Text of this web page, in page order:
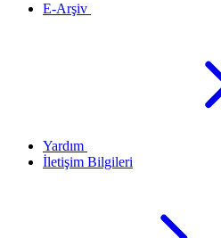
E-Arşiv
Yardım
İletişim Bilgileri